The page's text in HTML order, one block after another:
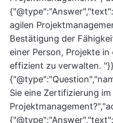
agilen
Bestätigung der
einer Person, Projekte
effizient zu verwalten.
Sie eine Zertifizierung im